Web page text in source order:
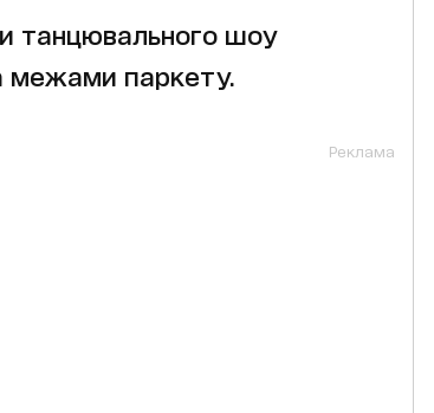
танцювального шоу
межами паркету.
Реклама